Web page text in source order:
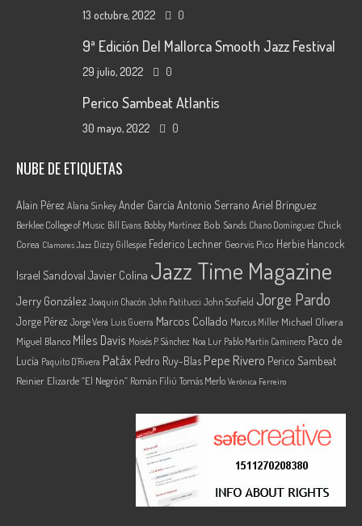
13 octubre, 2022 0
9ª Edición Del Mallorca Smooth Jazz Festival
29 julio, 2022 0
Perico Sambeat Atlantis
30 mayo, 2022 0
NUBE DE ETIQUETAS
Alain Pérez Alana SinkeyAnder García Antonio Serrano Ariel Brínguez
Berklee College of Music Bill Evans Bobby Martínez Bob Sands Chano Domínguez Chick
Corea Clamores Jazz Dizzy Gillespie Federico Lechner Georvis Pico Herbie Hancock
Israel Sandoval Javier Colina Jazz Time Magazine
Jerry González Joaquin Chacón John Patitucci John Scofield Jorge Pardo
Jorge Pérez Jorge Vera Luis Guerra Marcos Collado Marcus Miller Michael Olivera
Miguel Blanco Miles Davis Moisés P. Sánchez Noa Lur Pablo Martín Caminero Paco de
Lucía Paquito D'Rivera Patáx Pedro Ruy-Blas Pepe Rivero Perico Sambeat
Reinier Elizarde “El Negrón” Román Filiú Tomás Merlo Verónica Ferreiro